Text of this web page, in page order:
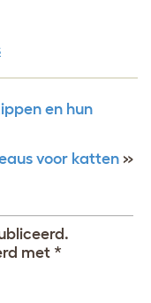
en hun
voor katten »
met *